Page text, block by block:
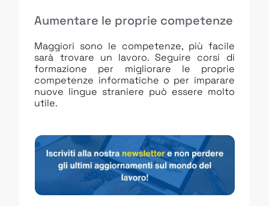
Aumentare le proprie competenze
Maggiori sono le competenze, più facile
sarà trovare un lavoro. Seguire corsi di
formazione per migliorare le proprie
competenze informatiche o per imparare
nuove lingue straniere può essere molto
utile.